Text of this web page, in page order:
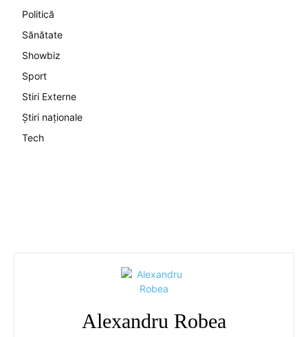
Politică
Sănătate
Showbiz
Sport
Stiri Externe
Știri naționale
Tech
Alexandru Robea